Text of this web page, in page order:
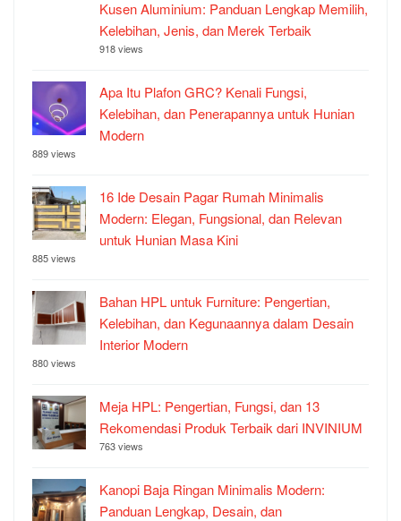
Kusen Aluminium: Panduan Lengkap Memilih,
Kelebihan, Jenis, dan Merek Terbaik
918 views
Apa Itu Plafon GRC? Kenali Fungsi,
Kelebihan, dan Penerapannya untuk Hunian
Modern
889 views
16 Ide Desain Pagar Rumah Minimalis
Modern: Elegan, Fungsional, dan Relevan
untuk Hunian Masa Kini
885 views
Bahan HPL untuk Furniture: Pengertian,
Kelebihan, dan Kegunaannya dalam Desain
Interior Modern
880 views
Meja HPL: Pengertian, Fungsi, dan 13
Rekomendasi Produk Terbaik dari INVINIUM
763 views
Kanopi Baja Ringan Minimalis Modern:
Panduan Lengkap, Desain, dan